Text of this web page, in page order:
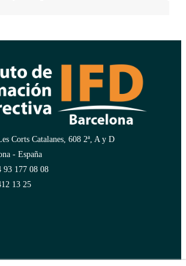
Corts Catalanes, 608 2ª, A y D
- España
93 177 08 08
13 25